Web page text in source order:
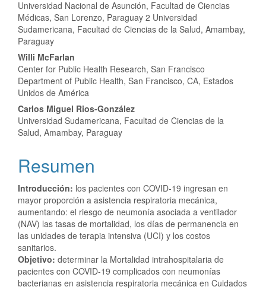
Universidad Nacional de Asunción, Facultad de Ciencias
Médicas, San Lorenzo, Paraguay 2 Universidad
Sudamericana, Facultad de Ciencias de la Salud, Amambay,
Paraguay
Willi McFarlan
Center for Public Health Research, San Francisco
Department of Public Health, San Francisco, CA, Estados
Unidos de América
Carlos Miguel Rios-González
Universidad Sudamericana, Facultad de Ciencias de la
Salud, Amambay, Paraguay
Resumen
Introducción: los pacientes con COVID-19 ingresan en
mayor proporción a asistencia respiratoria mecánica,
aumentando: el riesgo de neumonía asociada a ventilador
(NAV) las tasas de mortalidad, los días de permanencia en
las unidades de terapia intensiva (UCI) y los costos
sanitarios.
Objetivo: determinar la Mortalidad intrahospitalaria de
pacientes con COVID-19 complicados con neumonías
bacterianas en asistencia respiratoria mecánica en Cuidados